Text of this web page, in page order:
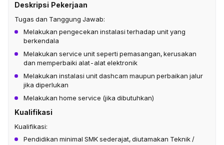
Deskripsi Pekerjaan
Tugas dan Tanggung Jawab:
Melakukan pengecekan instalasi terhadap unit yang
berkendala
Melakukan service unit seperti pemasangan, kerusakan
dan memperbaiki alat-alat elektronik
Melakukan instalasi unit dashcam maupun perbaikan jalur
jika diperlukan
Melakukan home service (jika dibutuhkan)
Kualifikasi
Kualifikasi:
Pendidikan minimal SMK sederajat, diutamakan Teknik /